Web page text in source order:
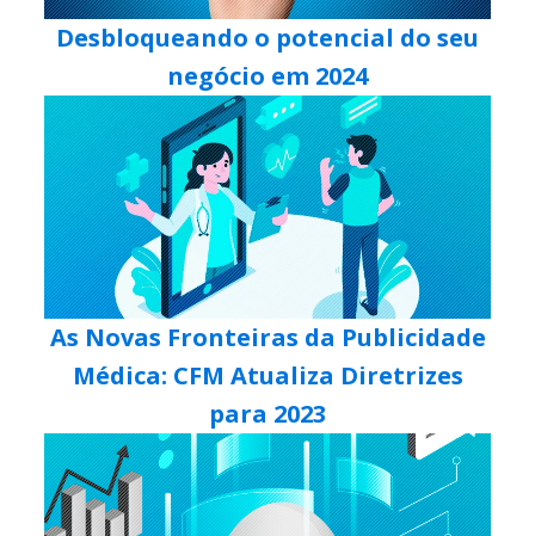
Desbloqueando o potencial do seu
negócio em 2024
As Novas Fronteiras da Publicidade
Médica: CFM Atualiza Diretrizes
para 2023